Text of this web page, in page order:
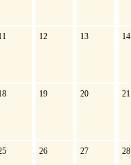
12 13 14
19 20 21
26 27 28